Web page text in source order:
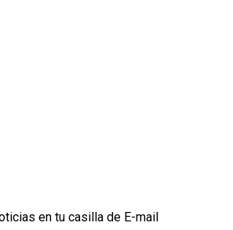
en tu casilla de E-mail